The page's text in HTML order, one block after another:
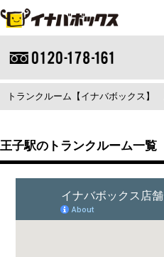
トランクルーム【イナバボックス】
王子駅のトランクルーム一覧